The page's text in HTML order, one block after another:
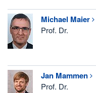
Michael Maier
Prof. Dr.
Jan Mammen
Prof. Dr.